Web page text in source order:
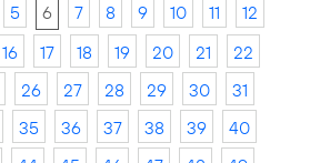
5 6 7 8 9 10 11
12
16 17 18 19 20 21
22
26 27 28 29 30
31
35 36 37 38 39
40